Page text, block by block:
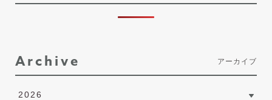
Archive アーカイブ
2026